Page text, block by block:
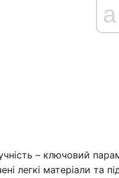
– ключовий
легкі матеріали та